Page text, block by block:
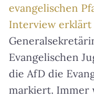
evangelischen
Interview erklärt
Evangelischen
die AfD die
markiert. Immer